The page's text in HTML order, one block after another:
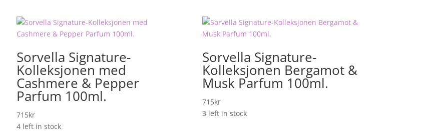
Sorvella Signature-
Kolleksjonen med
Cashmere & Pepper
Parfum 100ml.
715kr
4 left in stock
Sorvella Signature-
Kolleksjonen Bergamot &
Musk Parfum 100ml.
715kr
3 left in stock